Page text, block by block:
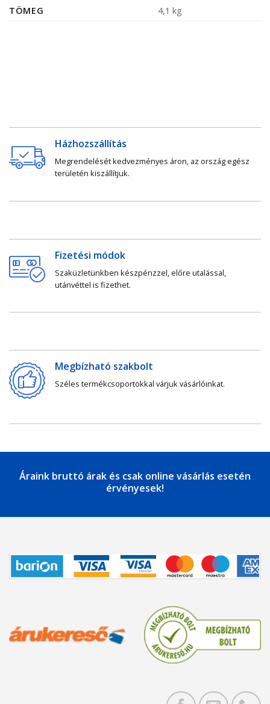
TÖMEG 4,1 kg
Házhozszállítás
Megrendelését kedvezményes áron, az ország egész
területén kiszállítjuk.
Fizetési módok
Szaküzletünkben készpénzzel, előre utalással,
utánvéttel is fizethet.
Megbízható szakbolt
Széles termékcsoportokkal várjuk vásárlóinkat.
Áraink bruttó árak és csak online vásárlás esetén
érvényesek!